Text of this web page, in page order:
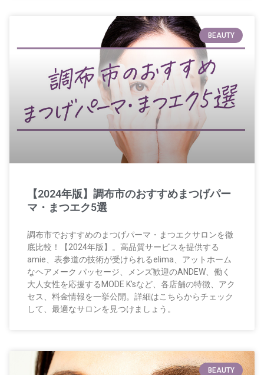
BEAUTY
【2024年版】調布市のおすすめまつげパー
マ・まつエク5選
調布市でおすすめのまつげパーマ・まつエクサロンを徹
底比較！【2024年版】。高品質サービスを提供する
amie、表参道の技術が受けられるelima、アットホーム
なヘアメーク パッセージ、メンズ歓迎のANDEW、働く
大人女性を応援するMODE K’sなど、各店舗の特徴、アク
セス、料金情報を一挙公開。詳細はこちらからチェック
して、最適なサロンを見つけましょう。
BEAUTY